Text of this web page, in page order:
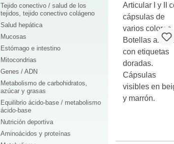
Tejido conectivo / salud de los
tejidos, tejido conectivo colágeno
Salud hepática
Mucosas
Estómago e intestino
Mitocondrias
Genes / ADN
Metabolismo de carbohidratos,
azúcar y grasas
Equilibrio ácido-base / metabolismo
ácido-base
Nutrición deportiva
Aminoácidos y proteínas